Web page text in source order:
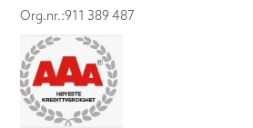
Org.nr.:911 389 487